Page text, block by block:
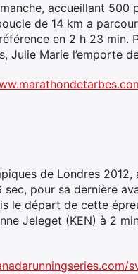
accueillant 500
de 14 km a
en 2 h 23 min.
Julie Marie l’emporte
de Londres
sec, pour sa dernière
le départ de cette
Jeleget (KEN) à 2